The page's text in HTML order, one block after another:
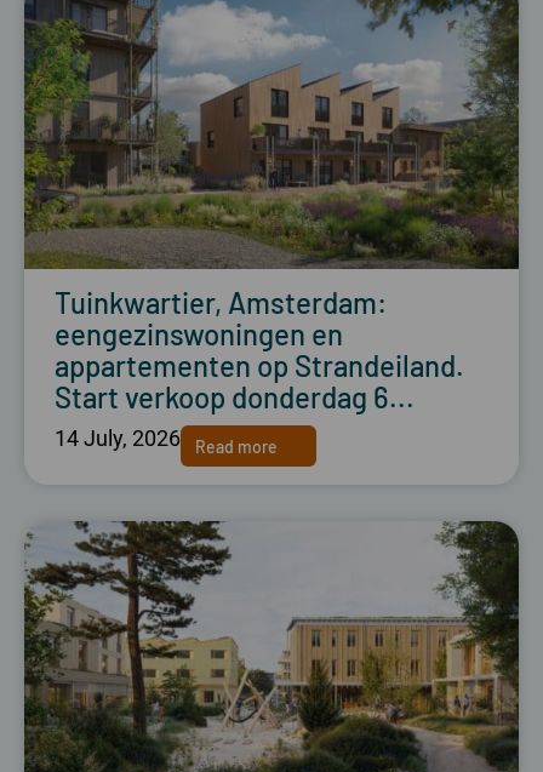
Tuinkwartier, Amsterdam:
eengezinswoningen en
appartementen op Strandeiland.
Start verkoop donderdag 6...
14 July, 2026 Read more